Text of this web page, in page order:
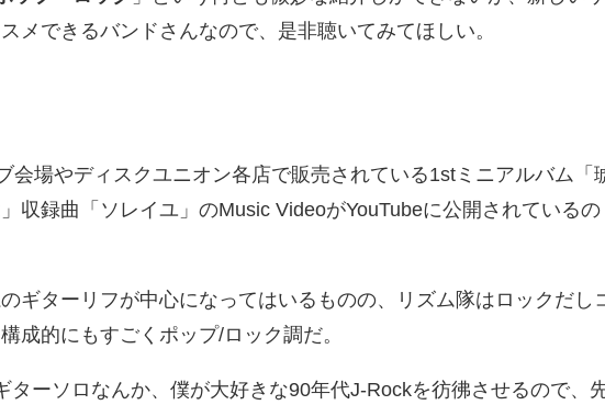
メできるバンドさんなので、是非聴いてみてほしい。
会場やディスクユニオン各店で販売されている1stミニアルバム「
収録曲「ソレイユ」のMusic VideoがYouTubeに公開されているの
ギターリフが中心になってはいるものの、リズム隊はロックだし
成的にもすごくポップ/ロック調だ。
ターソロなんか、僕が大好きな90年代J-Rockを彷彿させるので、